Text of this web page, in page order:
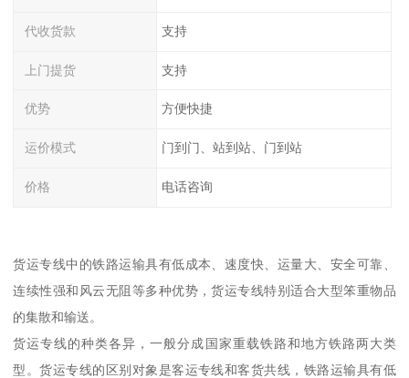
代收货款 支持
上门提货 支持
优势 方便快捷
运价模式 门到门、站到站、门到站
价格 电话咨询
货运专线中的铁路运输具有低成本、速度快、运量大、安全可靠、
连续性强和风云无阻等多种优势，货运专线特别适合大型笨重物品
的集散和输送。
货运专线的种类各异，一般分成国家重载铁路和地方铁路两大类
型。货运专线的区别对象是客运专线和客货共线，铁路运输具有低